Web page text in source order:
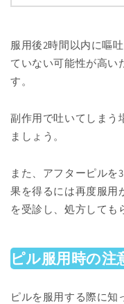
服用後2時間以内に嘔
ていない可能性が高い
す。
副作用で吐いてしまう
ましょう。
また、アフターピルを
果を得るには再度服用
を受診し、処方しても
ピル服用時の注
ピルを服用する際に知